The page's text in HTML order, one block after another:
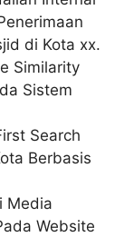
di Kota xx.
Similarity
Sistem
Search
Berbasis
Media
Website